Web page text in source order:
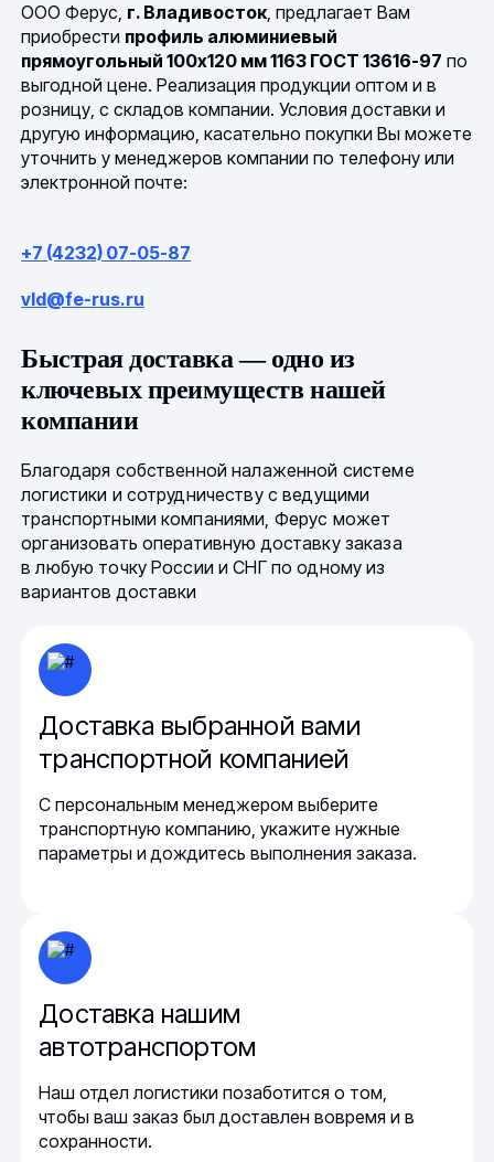
ООО Ферус, г. Владивосток, предлагает Вам
приобрести профиль алюминиевый
прямоугольный 100х120 мм 1163 ГОСТ 13616-97 по
выгодной цене. Реализация продукции оптом и в
розницу, с складов компании. Условия доставки и
другую информацию, касательно покупки Вы можете
уточнить у менеджеров компании по телефону или
электронной почте:
+7 (4232) 07-05-87
vld@fe-rus.ru
Быстрая доставка — одно из
ключевых преимуществ нашей
компании
Благодаря собственной налаженной системе
логистики и сотрудничеству с ведущими
транспортными компаниями, Ферус может
организовать оперативную доставку заказа
в любую точку России и СНГ по одному из
вариантов доставки
Доставка выбранной вами
транспортной компанией
С персональным менеджером выберите
транспортную компанию, укажите нужные
параметры и дождитесь выполнения заказа.
Доставка нашим
автотранспортом
Наш отдел логистики позаботится о том,
чтобы ваш заказ был доставлен вовремя и в
сохранности.